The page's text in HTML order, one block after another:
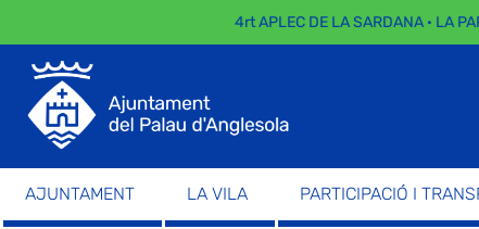
4rt APLEC DE LA SARDANA · LA
AJUNTAMENT LA VILA PARTICIPACIÓ I